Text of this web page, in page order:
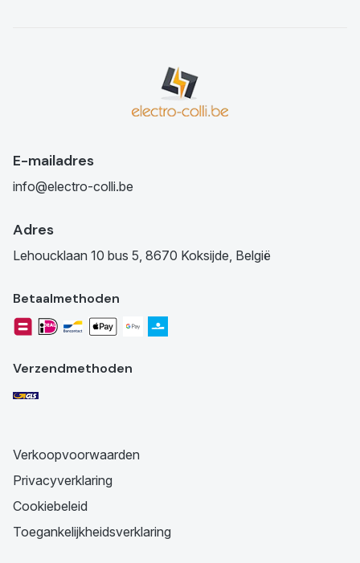
E-mailadres
info@electro-colli.be
Adres
Lehoucklaan 10 bus 5, 8670 Koksijde, België
Betaalmethoden
Verzendmethoden
Verkoopvoorwaarden
Privacyverklaring
Cookiebeleid
Toegankelijkheidsverklaring